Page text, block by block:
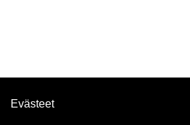
Evästeet